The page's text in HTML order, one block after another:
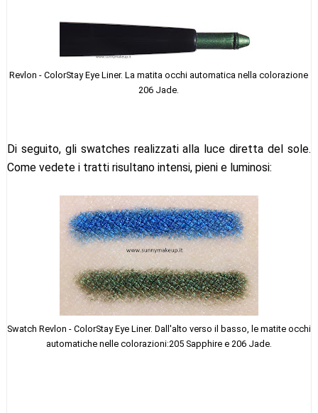
Revlon - ColorStay Eye Liner. La matita occhi automatica nella colorazione
206 Jade.
Di seguito, gli swatches realizzati alla luce diretta del sole.
Come vedete i tratti risultano intensi, pieni e luminosi:
Swatch Revlon - ColorStay Eye Liner. Dall'alto verso il basso, le matite occhi
automatiche nelle colorazioni:205 Sapphire e 206 Jade.